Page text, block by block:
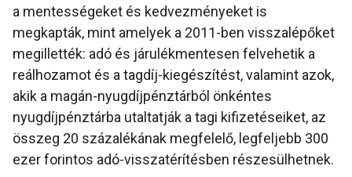
a mentességeket és kedvezményeket is
megkapták, mint amelyek a 2011-ben visszalépőket
megillették: adó és járulékmentesen felvehetik a
reálhozamot és a tagdíj-kiegészítést, valamint azok,
akik a magán-nyugdíjpénztárból önkéntes
nyugdíjpénztárba utaltatják a tagi kifizetéseiket, az
összeg 20 százalékának megfelelő, legfeljebb 300
ezer forintos adó-visszatérítésben részesülhetnek.